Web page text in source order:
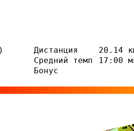
Дистанция
20.14
Средний темп
17:00
Бонус